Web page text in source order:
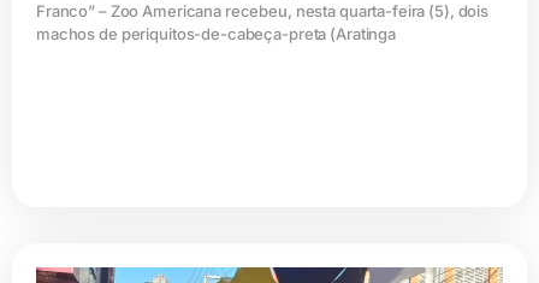
Franco” – Zoo Americana recebeu, nesta quarta-feira (5), dois
machos de periquitos-de-cabeça-preta (Aratinga